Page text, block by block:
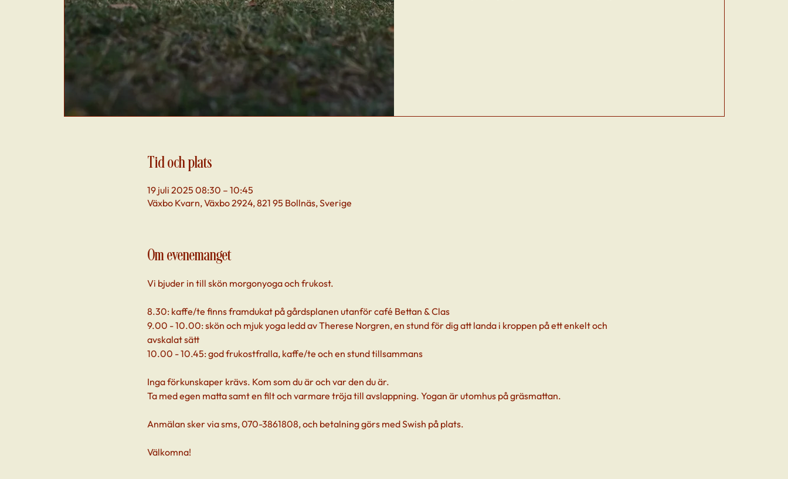
Tid och plats
19 juli 2025 08:30 – 10:45
Växbo Kvarn, Växbo 2924, 821 95 Bollnäs, Sverige
Om evenemanget
Vi bjuder in till skön morgonyoga och frukost.
8.30: kaffe/te finns framdukat på gårdsplanen utanför café Bettan & Clas
9.00 - 10.00: skön och mjuk yoga ledd av Therese Norgren, en stund för dig att landa i kroppen på ett enkelt och
avskalat sätt
10.00 - 10.45: god frukostfralla, kaffe/te och en stund tillsammans
Inga förkunskaper krävs. Kom som du är och var den du är.
Ta med egen matta samt en filt och varmare tröja till avslappning. Yogan är utomhus på gräsmattan.
Anmälan sker via sms, 070-3861808, och betalning görs med Swish på plats.
Välkomna!